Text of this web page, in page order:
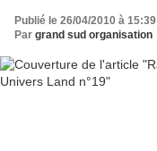
Publié le 26/04/2010 à 15:39
Par grand sud organisation